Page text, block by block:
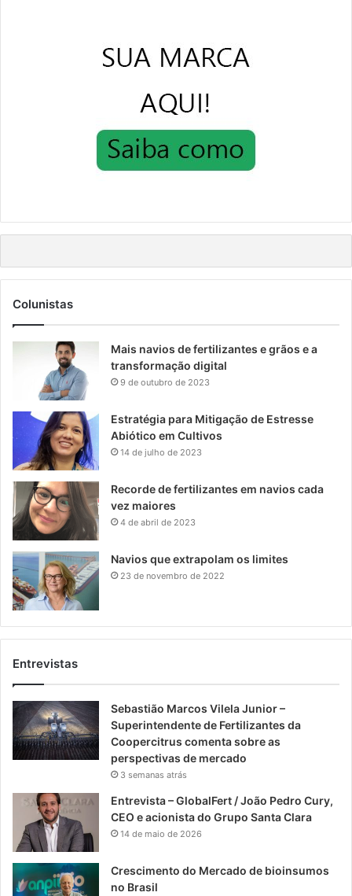
Colunistas
Mais navios de fertilizantes e grãos e a
transformação digital
9 de outubro de 2023
Estratégia para Mitigação de Estresse
Abiótico em Cultivos
14 de julho de 2023
Recorde de fertilizantes em navios cada
vez maiores
4 de abril de 2023
Navios que extrapolam os limites
23 de novembro de 2022
Entrevistas
Sebastião Marcos Vilela Junior –
Superintendente de Fertilizantes da
Coopercitrus comenta sobre as
perspectivas de mercado
3 semanas atrás
Entrevista – GlobalFert / João Pedro Cury,
CEO e acionista do Grupo Santa Clara
14 de maio de 2026
Crescimento do Mercado de bioinsumos
no Brasil